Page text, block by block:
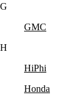
G
GMC
H
HiPhi
Honda